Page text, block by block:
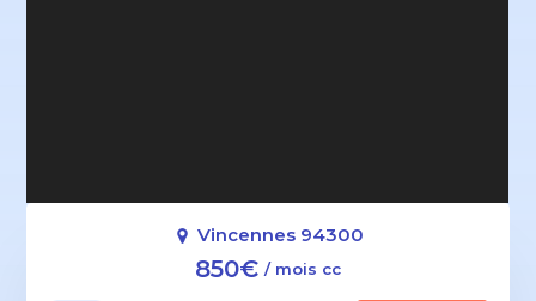
Vincennes 94300
850€ / mois cc